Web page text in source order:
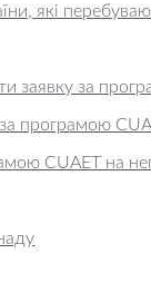
які
заявку за
програмою
CUAET на